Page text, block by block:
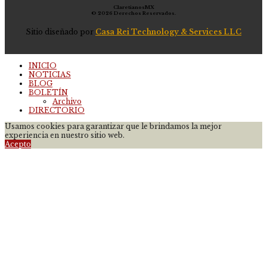
ClaretianosMX
© 2026 Derechos Reservados.
Sitio diseñado por Casa Rei Technology & Services LLC
INICIO
NOTICIAS
BLOG
BOLETÍN
Archivo
DIRECTORIO
Usamos cookies para garantizar que le brindamos la mejor
experiencia en nuestro sitio web.
Acepto